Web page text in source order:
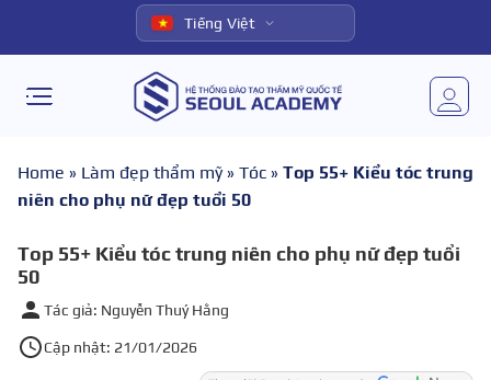
Tiếng Việt
Home » Làm đẹp thẩm mỹ» Tóc » Top 55+ Kiểu tóc trung
niên cho phụ nữ đẹp tuổi 50
Top 55+ Kiểu tóc trung niên cho phụ nữ đẹp tuổi
50
Tác giả: Nguyễn Thuý Hằng
Cập nhật: 21/01/2026